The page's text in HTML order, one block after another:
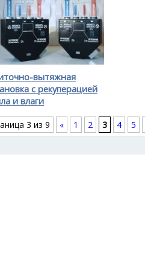
вытяжная
с рекуперацией
и влаги
3 из 9 « 1 2 3 4 5